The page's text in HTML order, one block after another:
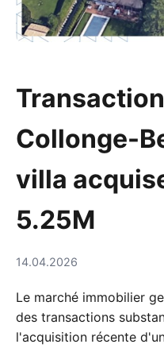
Collonge-
villa
5.25M
14.04.2026
Le marché immobilier
des transactions
l'acquisition récente